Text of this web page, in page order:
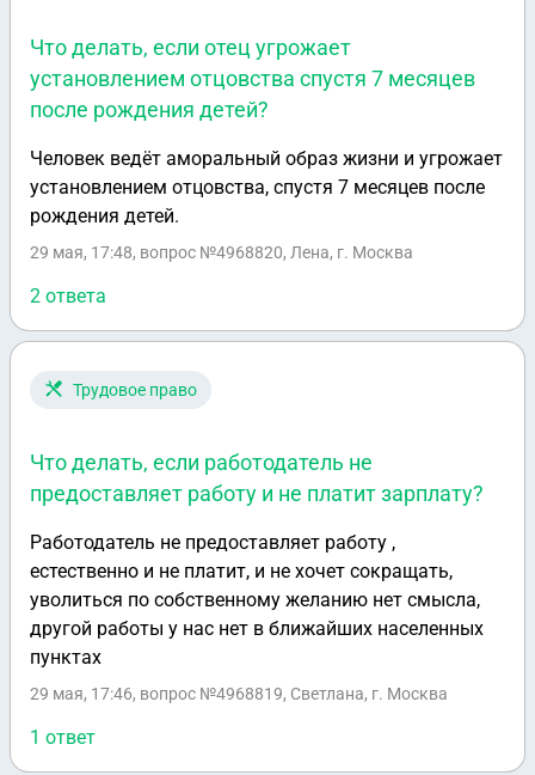
Что делать, если отец угрожает
установлением отцовства спустя 7 месяцев
после рождения детей?
Человек ведёт аморальный образ жизни и угрожает
установлением отцовства, спустя 7 месяцев после
рождения детей.
29 мая, 17:48, вопрос №4968820, Лена, г. Москва
2 ответа
Трудовое право
Что делать, если работодатель не
предоставляет работу и не платит зарплату?
Работодатель не предоставляет работу ,
естественно и не платит, и не хочет сокращать,
уволиться по собственному желанию нет смысла,
другой работы у нас нет в ближайших населенных
пунктах
29 мая, 17:46, вопрос №4968819, Светлана, г. Москва
1 ответ